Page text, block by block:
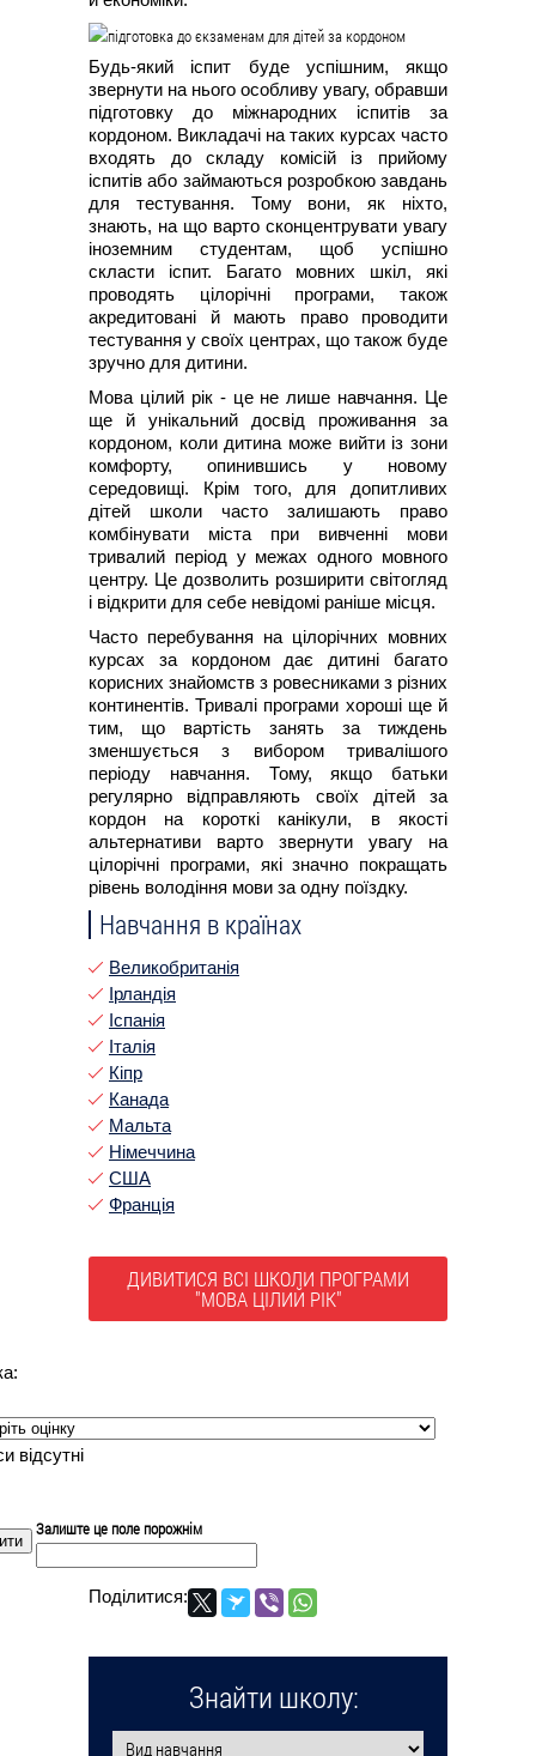
Будь-який іспит буде успішним, якщо
звернути на нього особливу увагу, обравши
підготовку до міжнародних іспитів за
кордоном. Викладачі на таких курсах часто
входять до складу комісій із прийому
іспитів або займаються розробкою завдань
для тестування. Тому вони, як ніхто,
знають, на що варто сконцентрувати увагу
іноземним студентам, щоб успішно
скласти іспит. Багато мовних шкіл, які
проводять цілорічні програми, також
акредитовані й мають право проводити
тестування у своїх центрах, що також буде
зручно для дитини.
Мова цілий рік - це не лише навчання. Це
ще й унікальний досвід проживання за
кордоном, коли дитина може вийти із зони
комфорту, опинившись у новому
середовищі. Крім того, для допитливих
дітей школи часто залишають право
комбінувати міста при вивченні мови
тривалий період у межах одного мовного
центру. Це дозволить розширити світогляд
і відкрити для себе невідомі раніше місця.
Часто перебування на цілорічних мовних
курсах за кордоном дає дитині багато
корисних знайомств з ровесниками з різних
континентів. Тривалі програми хороші ще й
тим, що вартість занять за тиждень
зменшується з вибором тривалішого
періоду навчання. Тому, якщо батьки
регулярно відправляють своїх дітей за
кордон на короткі канікули, в якості
альтернативи варто звернути увагу на
цілорічні програми, які значно покращать
рівень володіння мови за одну поїздку.
Навчання в країнах
Великобританія
Ірландія
Іспанія
Італія
Кіпр
Канада
Мальта
Німеччина
США
Франція
ДИВИТИСЯ ВСІ ШКОЛИ ПРОГРАМИ
"МОВА ЦІЛИЙ РІК"
відсутні
Залиште це поле порожнім
Поділитися:
Знайти школу: